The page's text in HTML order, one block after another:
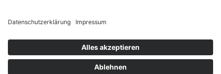
saller + schöffmann architektengesellschaft . partnergesellschaft mbb
. am buchenwald 13 . 82340 feldafing
info@agss.de